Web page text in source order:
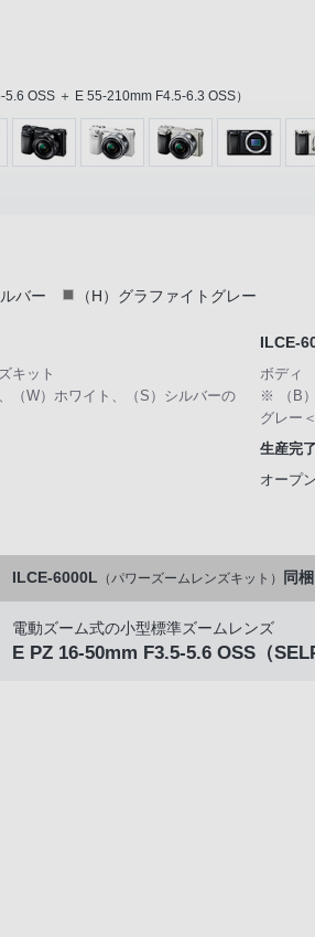
OSS ＋ E 55-210mm F4.5-6.3 OSS）
ルバー （H）グラファイトグレー
キット
（W）ホワイト、（S）シルバーの
ILCE-
ボディ
※ （B
グレー
生産完了
オープ
ILCE-6000L （パワーズームレンズキット） 同
電動ズーム式の小型標準ズームレンズ
E PZ 16-50mm F3.5-5.6 OSS （